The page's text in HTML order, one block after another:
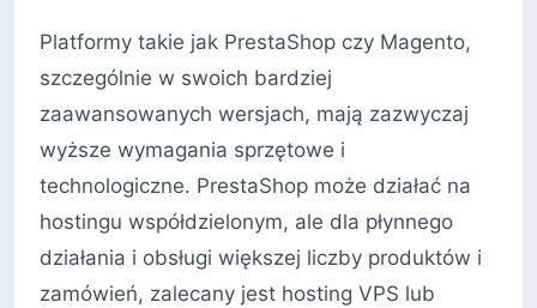
Platformy takie jak PrestaShop czy Magento,
szczególnie w swoich bardziej
zaawansowanych wersjach, mają zazwyczaj
wyższe wymagania sprzętowe i
technologiczne. PrestaShop może działać na
hostingu współdzielonym, ale dla płynnego
działania i obsługi większej liczby produktów i
zamówień, zalecany jest hosting VPS lub